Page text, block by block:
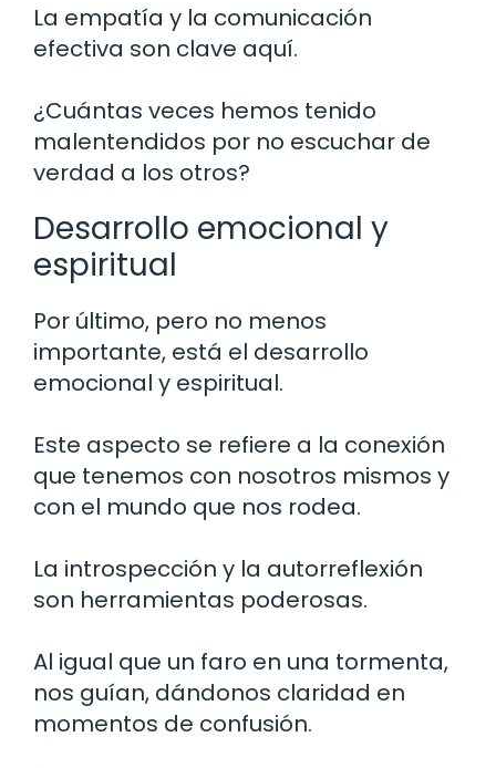
La empatía y la comunicación
efectiva son clave aquí.
¿Cuántas veces hemos tenido
malentendidos por no escuchar de
verdad a los otros?
Desarrollo emocional y
espiritual
Por último, pero no menos
importante, está el desarrollo
emocional y espiritual.
Este aspecto se refiere a la conexión
que tenemos con nosotros mismos y
con el mundo que nos rodea.
La introspección y la autorreflexión
son herramientas poderosas.
Al igual que un faro en una tormenta,
nos guían, dándonos claridad en
momentos de confusión.